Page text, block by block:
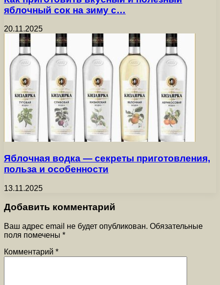
яблочный сок на зиму с…
20.11.2025
Яблочная водка — секреты приготовления,
польза и особенности
13.11.2025
Добавить комментарий
Ваш адрес email не будет опубликован. Обязательные
поля помечены *
Комментарий *